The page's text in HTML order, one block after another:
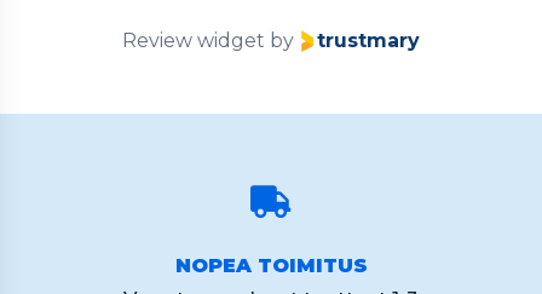
Review widget by trustmary
NOPEA TOIMITUS